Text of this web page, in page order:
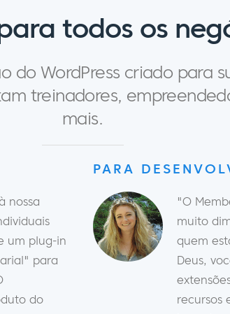
todos os
do WordPress criado para
treinadores,
mais.
nossa
um plug-in
para
do
PARA
"O
muito
quem
Deus,
recursos